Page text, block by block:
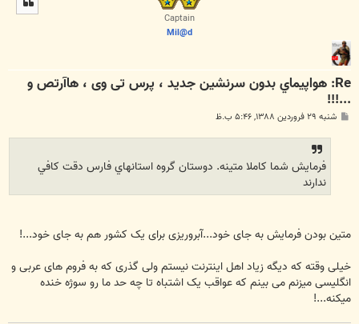
Captain
Mil@d
Re: هواپيماي بدون سرنشين جدید ، پرس تی وی ، هاآرتص و
...!!!
شنبه ۲۹ فروردین ۱۳۸۸, ۵:۴۶ ب.ظ
فرمايش شما كاملا متينه. دوستان گروه استانهاي فارس دقت كافي
ندارند
متین بودن فرمایش به جای خود...آبروریزی برای یک کشور هم به جای خود...!
خیلی وقته که دیگه زیاد اهل اینترنت نیستم ولی گذری که به فروم های عربی و
انگلیسی میزنم می بینم که عواقب یک اشتباه تا چه حد ما رو سوژه خنده
میکنه...!